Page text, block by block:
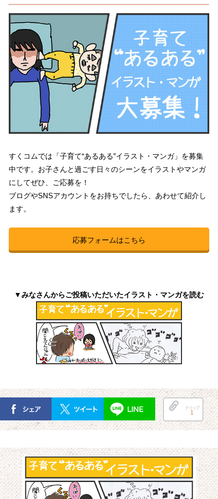
すくコムでは「子育て“あるある”イラスト・マンガ」を募集
中です。お子さんと過ごす日々のシーンをイラストやマンガ
にしてぜひ、ご応募を！
ブログやSNSアカウントをお持ちでしたら、あわせて紹介し
ます。
応募フォームはこちら
▼みなさんからご投稿いただいたイラスト・マンガを読む
クリップ
1